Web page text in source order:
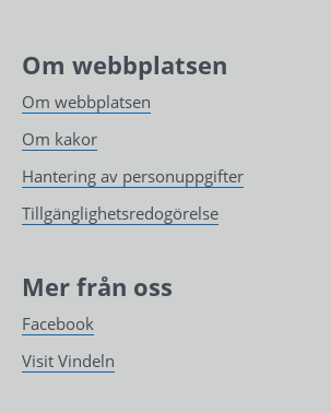
Om webbplatsen
Om webbplatsen
Om kakor
Hantering av personuppgifter
Tillgänglighetsredogörelse
Mer från oss
Facebook
Visit Vindeln